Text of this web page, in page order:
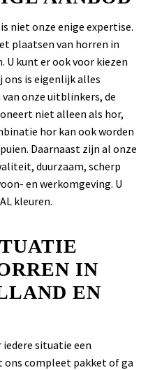
niet onze enige expertise.
plaatsen van horren in
U kunt er ook voor kiezen
is eigenlijk alles
van onze uitblinkers, de
niet alleen als hor,
hor kan ook worden
Daarnaast zijn al onze
duurzaam, scherp
en werkomgeving. U
kleuren.
IN
EN
iedere situatie een
ons compleet pakket of ga